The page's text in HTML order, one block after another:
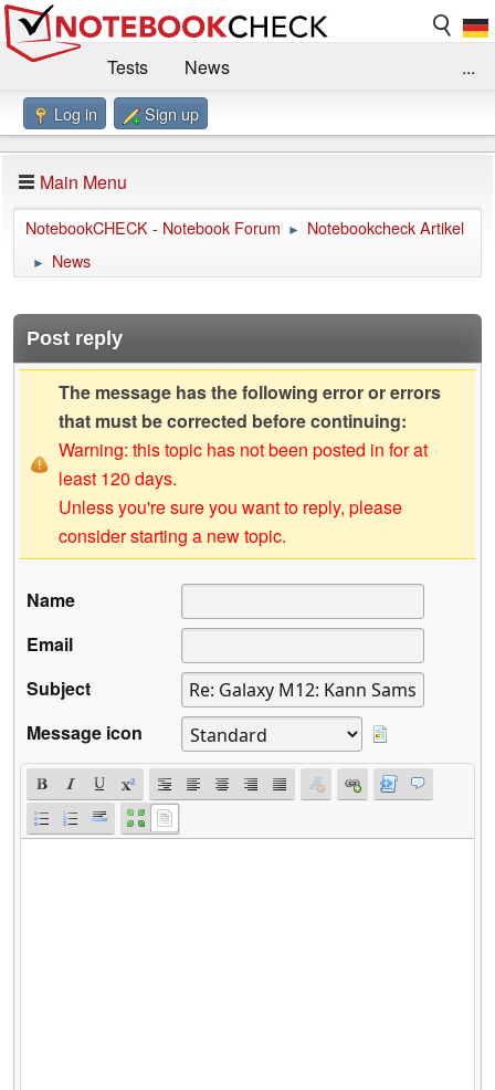
Tests
News
Benchmarks / Technik
Forum
Impressum
...
Log in Sign up
Main Menu
NotebookCHECK - Notebook Forum ► Notebookcheck Artikel
► News
Post reply
The message has the following error or errors
that must be corrected before continuing:
Warning: this topic has not been posted in for at
least 120 days.
Unless you're sure you want to reply, please
consider starting a new topic.
Name
Email
Subject
Message icon